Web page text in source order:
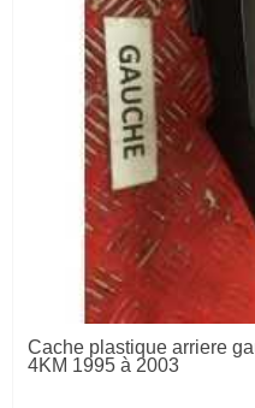
Cache plastique arriere
4KM 1995 à 2003